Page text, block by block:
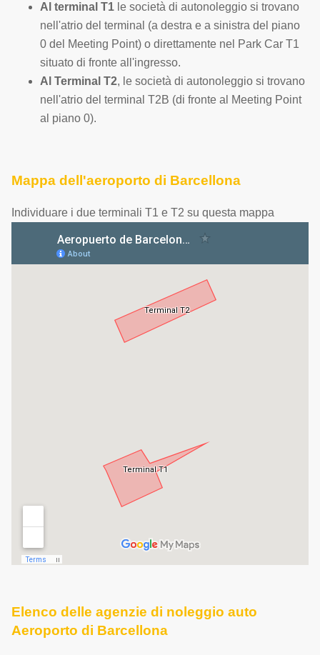
Al terminal T1 le società di autonoleggio si trovano
nell'atrio del terminal (a destra e a sinistra del piano
0 del Meeting Point) o direttamente nel Park Car T1
situato di fronte all'ingresso.
Al Terminal T2, le società di autonoleggio si trovano
nell'atrio del terminal T2B (di fronte al Meeting Point
al piano 0).
Mappa dell'aeroporto di Barcellona
Individuare i due terminali T1 e T2 su questa mappa
Elenco delle agenzie di noleggio auto
Aeroporto di Barcellona